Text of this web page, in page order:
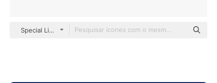
Special Lineal color